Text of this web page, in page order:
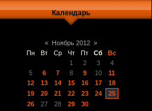
Календарь
« Ноябрь 2012 »
Пн
Вт Ср Чт Пт Сб
Вс
1
2 3
4
5
6 7 8 9 10
11
12
13 14 15 16 17
18
19
20 21 22 23 24
25
26
27 28 29 30